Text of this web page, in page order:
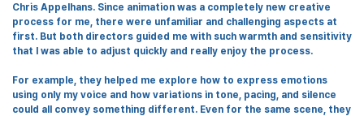
Chris Appelhans. Since animation was a completely new creative
process for me, there were unfamiliar and challenging aspects at
first. But both directors guided me with such warmth and sensitivity
that I was able to adjust quickly and really enjoy the process.
For example, they helped me explore how to express emotions
using only my voice and how variations in tone, pacing, and silence
could all convey something different. Even for the same scene, they